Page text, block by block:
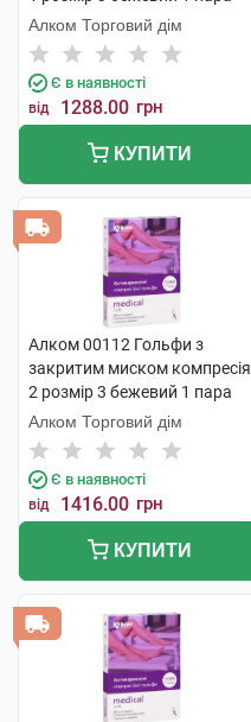
Алком Торговий дім
Є в наявності
від 1288.00 грн
КУПИТИ
Алком 00112 Гольфи з
закритим миском компресія
2 розмір 3 бежевий 1 пара
Алком Торговий дім
Є в наявності
від 1416.00 грн
КУПИТИ